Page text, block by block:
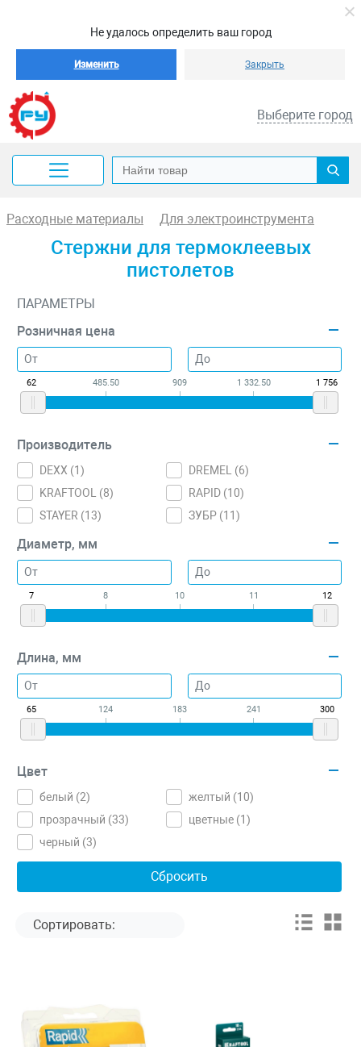
Не удалось определить ваш город
Изменить Закрыть
Выберите город
Расходные материалы Для электроинструмента
Стержни для термоклеевых
пистолетов
ПАРАМЕТРЫ
Розничная цена
62 485.50 909 1 332.50 1 756
Производитель
DEXX (1 ) DREMEL (6)
KRAFTOOL (8) RAPID (10)
STAYER (13) ЗУБР (11)
Диаметр, мм
7 8 10 11 12
Длина, мм
65 124 183 241 300
Цвет
белый (2) желтый (10)
прозрачный (33) цветные (1)
черный (3)